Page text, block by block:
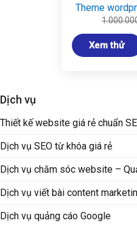
Theme
Xem thử
Dịch vụ
Thiết kế website giá rẻ chuẩn
Dịch vụ SEO từ khóa giá rẻ
Dịch vụ chăm sóc website –
Dịch vụ viết bài content
Dịch vụ quảng cáo Google